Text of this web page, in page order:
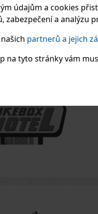
údajům a cookies
zabezpečení a analýzu
partnerů a jejich
na tyto stránky vám